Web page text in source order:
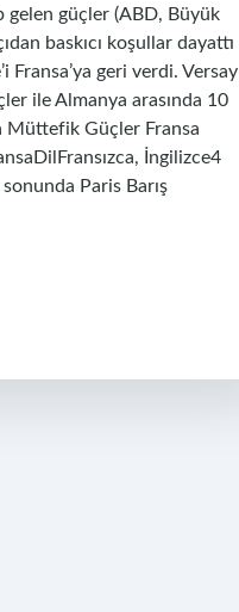
gelen güçler (ABD, Büyük
baskıcı koşullar dayattı
Fransa’ya geri verdi. Versay
ile Almanya arasında 10
Müttefik Güçler Fransa
İngilizce4
Paris Barış